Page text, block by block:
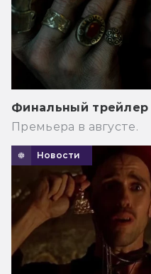
Финальный трейлер
Премьера в августе.
Новости